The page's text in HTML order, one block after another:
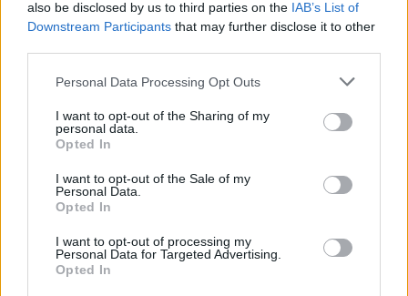
also be disclosed by us to third parties on the IAB’s List of
Downstream Participants that may further disclose it to other
Please note that this website/app uses one or more Google
not limited to your visit or usage behaviour. You may click to
grant or deny consent to Google and its third-party tags to
use your data for below specified purposes in below Google
consent section.
Personal Data Processing Opt Outs
I want to opt-out of the Sharing of my
personal data.
Opted In
I want to opt-out of the Sale of my
Personal Data.
Opted In
I want to opt-out of processing my
Personal Data for Targeted Advertising.
Opted In